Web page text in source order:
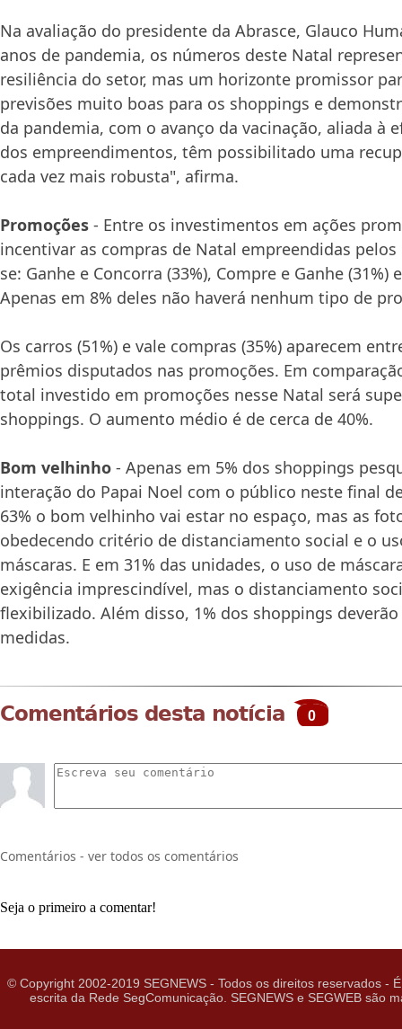
Na avaliação do presidente da Abrasce, Glauco
anos de pandemia, os números deste Natal
resiliência do setor, mas um horizonte promissor
previsões muito boas para os shoppings e
da pandemia, com o avanço da vacinação, aliada à
dos empreendimentos, têm possibilitado uma
cada vez mais robusta", afirma.
Promoções - Entre os investimentos em ações
incentivar as compras de Natal empreendidas
se: Ganhe e Concorra (33%), Compre e Ganhe (31%)
Apenas em 8% deles não haverá nenhum tipo de
Os carros (51%) e vale compras (35%) aparecem
prêmios disputados nas promoções. Em
total investido em promoções nesse Natal será
shoppings. O aumento médio é de cerca de 40%.
Bom velhinho - Apenas em 5% dos shoppings
interação do Papai Noel com o público neste final
63% o bom velhinho vai estar no espaço, mas as
obedecendo critério de distanciamento social e o
máscaras. E em 31% das unidades, o uso de
exigência imprescindível, mas o distanciamento
flexibilizado. Além disso, 1% dos shoppings
medidas.
Comentários desta notícia 0
Comentários - ver todos os comentários
Seja o primeiro a comentar!
© Copyright 2002-2019 SEGNEWS - Todos os direitos reservados
escrita da Rede SegComunicação. SEGNEWS e SEGWEB